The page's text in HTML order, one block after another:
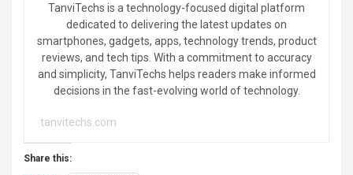
TanviTechs is a technology-focused digital platform
dedicated to delivering the latest updates on
smartphones, gadgets, apps, technology trends, product
reviews, and tech tips. With a commitment to accuracy
and simplicity, TanviTechs helps readers make informed
decisions in the fast-evolving world of technology.
tanvitechs.com
Share this: